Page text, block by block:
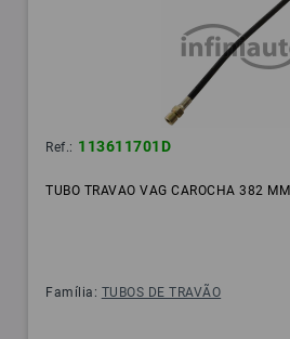
Ref.: 113611701D
TUBO TRAVAO VAG CAROCHA 382 MM
Família: TUBOS DE TRAVÃO